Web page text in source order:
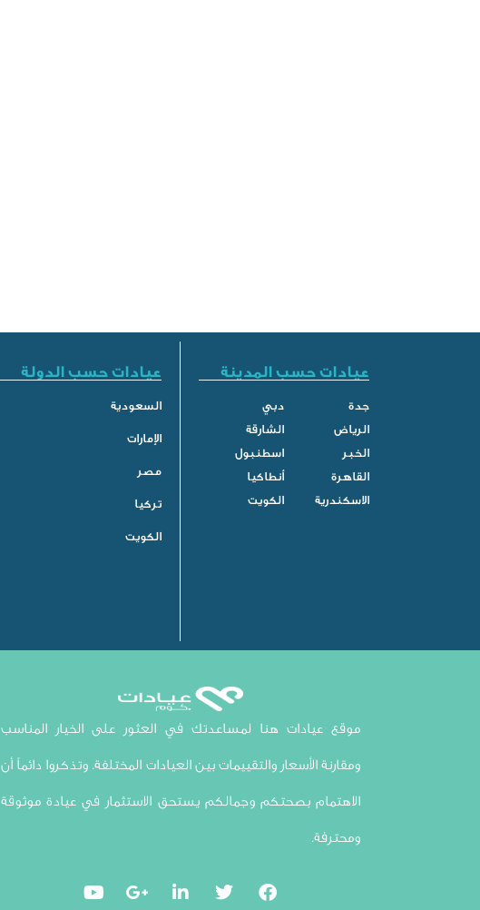
عيادات حسب المدينة
جدة
دبي
الرياض
الشارقة
الخبر
اسطنبول
القاهرة
أنطاكيا
الاسكندرية
الكويت
عيادات حسب الدولة
السعودية
الإمارات
مصر
تركيا
الكويت
موقع عيادات هنا لمساعدتك في العثور على الخيار المناسب
ومقارنة الأسعار والتقييمات بين العيادات المختلفة. وتذكروا دائماً أن
الاهتمام بصحتكم وجمالكم يستحق الاستثمار في عيادة موثوقة
ومحترفة.